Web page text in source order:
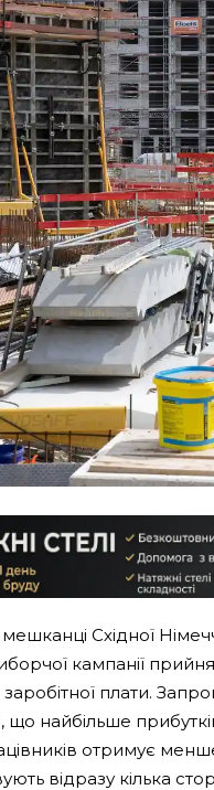
Східної
кампанії
плати.
що найбільше
отримує
відразу кілька